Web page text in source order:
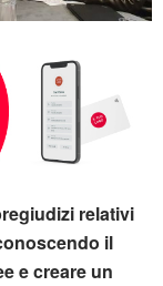
relativi
il
e creare un